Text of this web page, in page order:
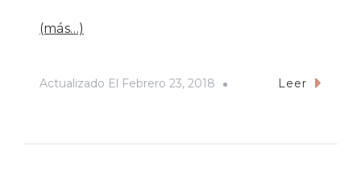
(más…)
Actualizado El Febrero 23, 2018 Leer